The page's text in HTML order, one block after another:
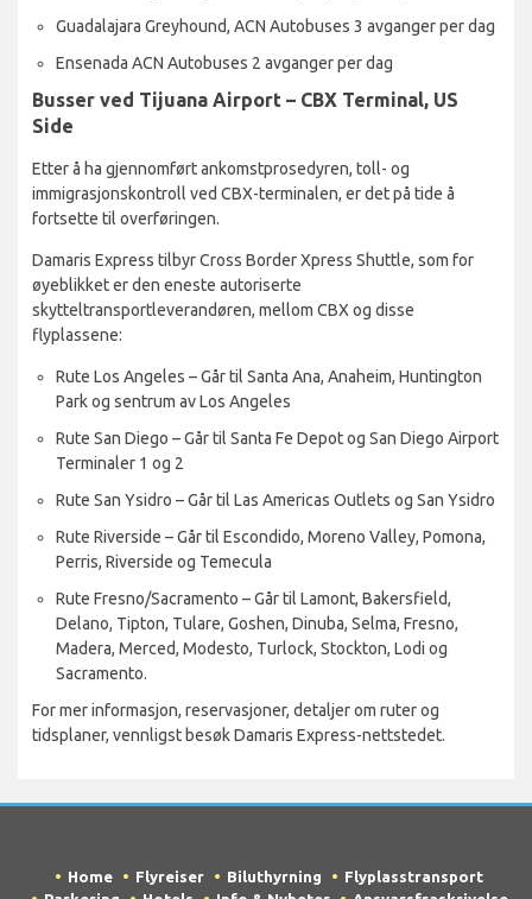
Guadalajara Greyhound, ACN Autobuses 3 avganger per dag
Ensenada ACN Autobuses 2 avganger per dag
Busser ved Tijuana Airport – CBX Terminal, US
Side
Etter å ha gjennomført ankomstprosedyren, toll- og
immigrasjonskontroll ved CBX-terminalen, er det på tide å
fortsette til overføringen.
Damaris Express tilbyr Cross Border Xpress Shuttle, som for
øyeblikket er den eneste autoriserte
skytteltransportleverandøren, mellom CBX og disse
flyplassene:
Rute Los Angeles – Går til Santa Ana, Anaheim, Huntington
Park og sentrum av Los Angeles
Rute San Diego – Går til Santa Fe Depot og San Diego Airport
Terminaler 1 og 2
Rute San Ysidro – Går til Las Americas Outlets og San Ysidro
Rute Riverside – Går til Escondido, Moreno Valley, Pomona,
Perris, Riverside og Temecula
Rute Fresno/Sacramento – Går til Lamont, Bakersfield,
Delano, Tipton, Tulare, Goshen, Dinuba, Selma, Fresno,
Madera, Merced, Modesto, Turlock, Stockton, Lodi og
Sacramento.
For mer informasjon, reservasjoner, detaljer om ruter og
tidsplaner, vennligst besøk Damaris Express-nettstedet.
Home Flyreiser Biluthyrning
Flyplasstransport